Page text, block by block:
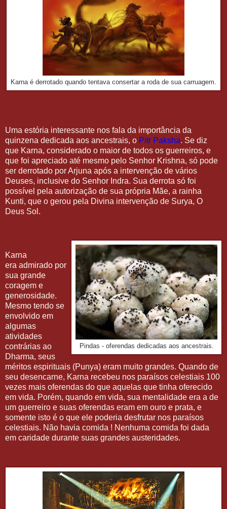
Karna é derrotado quando tentava consertar a roda de sua carruagem.
Uma estória interessante nos fala da importância da
quinzena dedicada aos ancestrais, o Pitr Paksha. Se diz
que Karna, considerado o maior de todos os guerreiros, e
que foi apreciado até mesmo pelo Senhor Krishna, só pode
ser derrotado por Arjuna após a intervenção de vários
Deuses, inclusive do Senhor Indra. Sua derrota só foi
possível pela autorização de sua própria Mãe, a rainha
Kunti, que o gerou pela Divina intervenção de Surya, O
Deus Sol.
Pindas - oferendas dedicadas aos ancestrais.
Karna
era admirado por
sua grande
coragem e
generosidade.
Mesmo tendo se
envolvido em
algumas
atividades
contrárias ao
Dharma, seus
méritos espirituais (Punya) eram muito grandes. Quando de
seu desencarne, Karna recebeu nos paraísos celestiais 100
vezes mais oferendas do que aquelas que tinha oferecido
em vida. Porém, quando em vida, sua mentalidade era a de
um guerreiro e suas oferendas eram em ouro e prata, e
somente isto é o que ele poderia desfrutar nos paraísos
celestiais. Não havia comida ! Nenhuma comida foi dada
em caridade durante suas grandes austeridades.